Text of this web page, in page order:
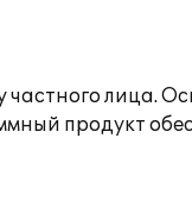
частного лица.
продукт